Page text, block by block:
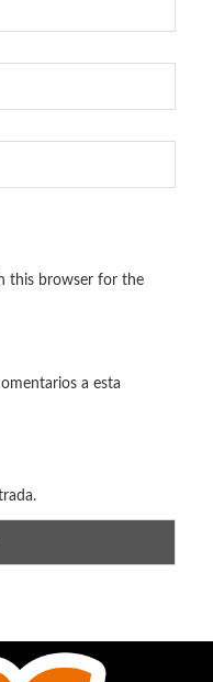
this browser for the
a esta